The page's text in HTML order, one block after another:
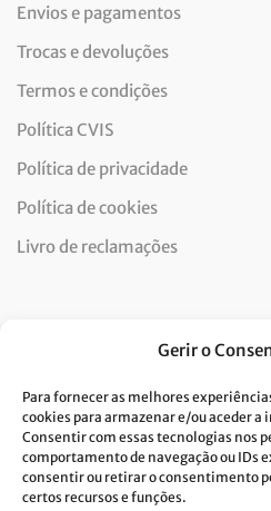
Gerir o
Para fornecer as melhores
cookies para armazenar e/ou aceder
Consentir com essas tecnologias nos
comportamento de navegação ou IDs
consentir ou retirar o consentimento
certos recursos e funções.
Envios e pagamentos
Trocas e devoluções
Termos e condições
Política CVIS
Política de privacidade
Política de cookies
Livro de reclamações
Dou consentimento ao
política de privacidade.*
A Costa Verde está comprometida com